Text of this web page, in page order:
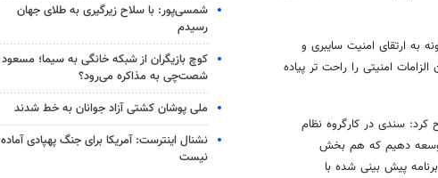
به ارتقای امنیت سایبری و
امنیتی را راحت تر پیاده
کرد: سندی در کارگروه نظام
توسعه دهیم که هم بخش
پیش بینی شده با
شمسی‌پور: با سلاح زیرگیری به طلای جهان
رسیدم
کوچ بازیگران از شبکه خانگی به سیما؛ مسعود
شصت‌چی به مذاکره می‌رود؟
ملی پوشان کشتی آزاد جوانان به خط شدند
نشنال اینترست: آمریکا برای جنگ پهپادی آماده
نیست